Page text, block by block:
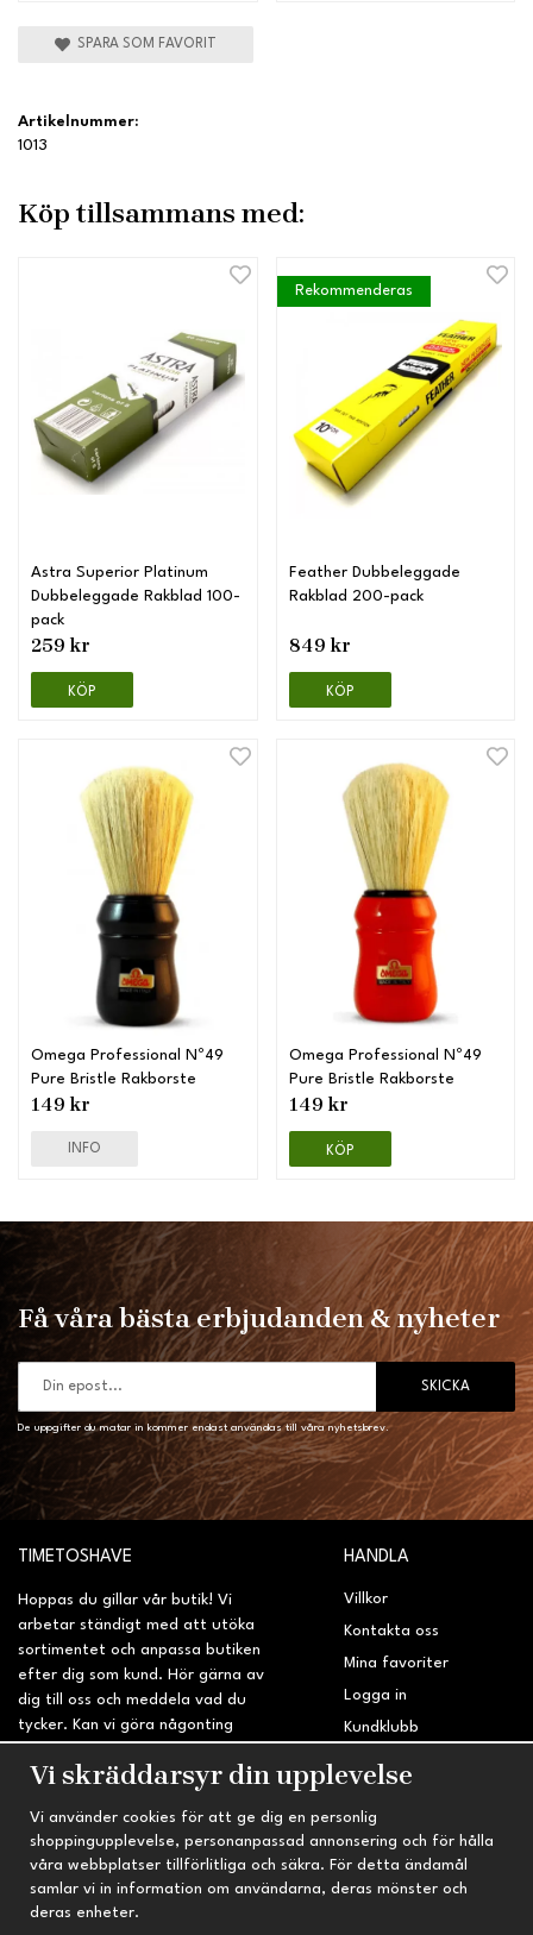
SPARA SOM FAVORIT
Artikelnummer:
1013
Köp tillsammans med:
Astra Superior Platinum
Dubbeleggade Rakblad 100-
pack
259 kr
KÖP
Rekommenderas
Feather Dubbeleggade
Rakblad 200-pack
849 kr
KÖP
Omega Professional Nº49
Pure Bristle Rakborste
149 kr
INFO
Omega Professional Nº49
Pure Bristle Rakborste
149 kr
KÖP
Få våra bästa erbjudanden & nyheter
SKICKA
De uppgifter du matar in kommer endast användas till våra nyhetsbrev.
TIMETOSHAVE
Hoppas du gillar vår butik! Vi
arbetar ständigt med att utöka
sortimentet och anpassa butiken
efter dig som kund. Hör gärna av
dig till oss och meddela vad du
tycker. Kan vi göra någonting
sidan?
HANDLA
Villkor
Kontakta oss
Mina favoriter
Logga in
Kundklubb
INFORMATION
Om oss
Nyheter
TRYGG HANDEL
Fri frakt vid köp över 695 kr
Vi skräddarsyr din upplevelse
Vi använder cookies för att ge dig en personlig
shoppingupplevelse, personanpassad annonsering och för hålla
våra webbplatser tillförlitliga och säkra. För detta ändamål
samlar vi in information om användarna, deras mönster och
deras enheter.